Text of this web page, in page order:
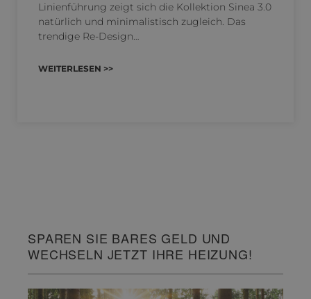
Linienführung zeigt sich die Kollektion Sinea 3.0
natürlich und minimalistisch zugleich. Das
trendige Re-Design…
WEITERLESEN >>
SPAREN SIE BARES GELD UND
WECHSELN JETZT IHRE HEIZUNG!